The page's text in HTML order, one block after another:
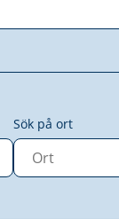
Sök på ort